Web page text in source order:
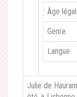
Âge
Genre
Langue
Julie de